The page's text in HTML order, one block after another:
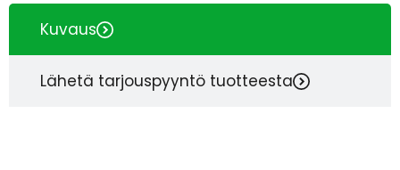
Kuvaus
Lähetä tarjouspyyntö tuotteesta